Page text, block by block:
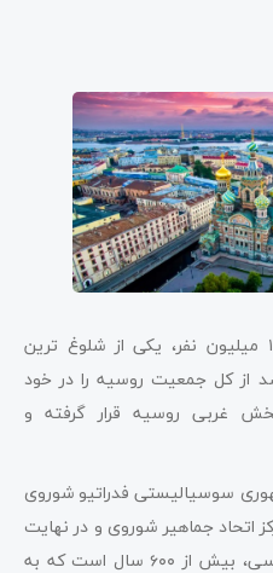
مسکو با جمعیتی نزدیک به ۱۲.۷ میلیون نفر، یکی از شلوغ‌ ترین
اروپا است و حدود ۱۱ درصد از کل جمعیت روسیه را در خود
غربی روسیه قرار گرفته و
پایتخت جمهوری سوسیالیستی فدراتیو شوروی
اتحاد جماهیر شوروی و در نهایت
روسیه کنونی. در کنار جایگاه سیاسی، بیش از ۶۰۰ سال است که به‌